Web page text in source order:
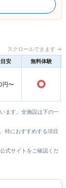
スクロールできます →
安 無料体験
円〜 ○
ます。全施設は下の一
特におすすめする項目
式サイトをご確認くだ